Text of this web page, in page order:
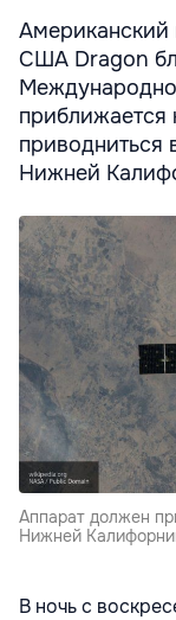
Американский
США Dragon
приближается
приводниться
Нижней
Аппарат должен
Нижней
В ночь с